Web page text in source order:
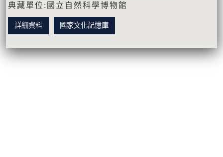
典藏單位:國立自然科學博物館
詳細資料 國家文化記憶庫